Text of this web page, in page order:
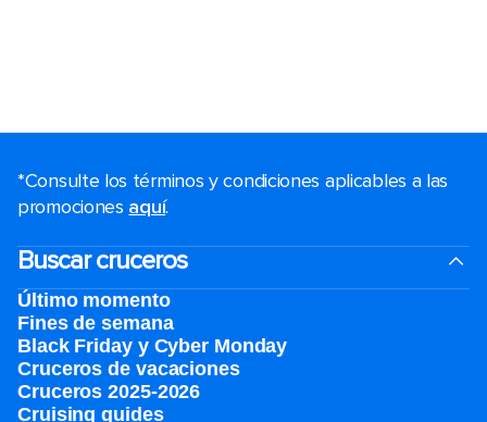
*Consulte los términos y condiciones aplicables a las
promociones aquí.
Buscar cruceros
Último momento
Fines de semana
Black Friday y Cyber Monday
Cruceros de vacaciones
Cruceros 2025-2026
Cruising guides